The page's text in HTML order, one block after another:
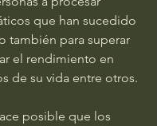
que han sucedido
también para superar
el rendimiento en
de su vida entre otros.
posible que los